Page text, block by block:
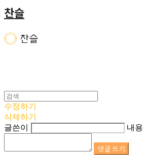
찬슬
수정하기
삭제하기
글쓴이
내용
댓글 쓰기